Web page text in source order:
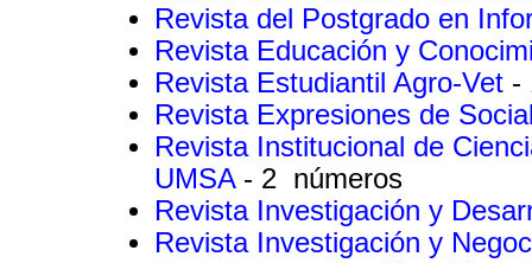
Revista del Postgrado en
Revista Educación y
Revista Estudiantil Agro-Vet -
Revista Expresiones de
Revista Institucional de
UMSA - 2 números
Revista Investigación y
Revista Investigación y